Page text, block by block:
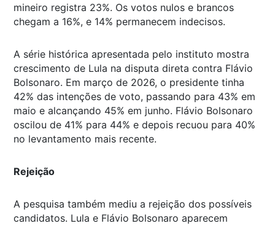
mineiro registra 23%. Os votos nulos e brancos
chegam a 16%, e 14% permanecem indecisos.
A série histórica apresentada pelo instituto mostra
crescimento de Lula na disputa direta contra Flávio
Bolsonaro. Em março de 2026, o presidente tinha
42% das intenções de voto, passando para 43% em
maio e alcançando 45% em junho. Flávio Bolsonaro
oscilou de 41% para 44% e depois recuou para 40%
no levantamento mais recente.
Rejeição
A pesquisa também mediu a rejeição dos possíveis
candidatos. Lula e Flávio Bolsonaro aparecem